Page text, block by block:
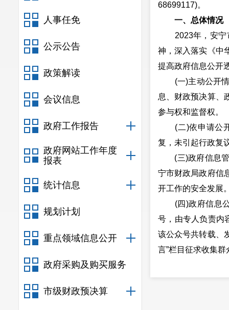
人事任免
公示公告
政策解读
会议信息
政府工作报告
政府网站工作年度
报表
统计信息
规划计划
重点领域信息公开
政府采购及购买服务
市级财政预决算
68699117)。
一、总体情况
2023年，安宁市
神，深入落实《中
提高政府信息公开
(一)主动公开情
息、财政预决算、
参与权和监督权。
(二)依申请公开
复，未引起行政复
(三)政府信息管
宁市财政局政府信
开工作的安全发展
(四)政府信息公
号，由专人负责内
该公众号共转载、
言”栏目征求收集
导抓具体、专门工